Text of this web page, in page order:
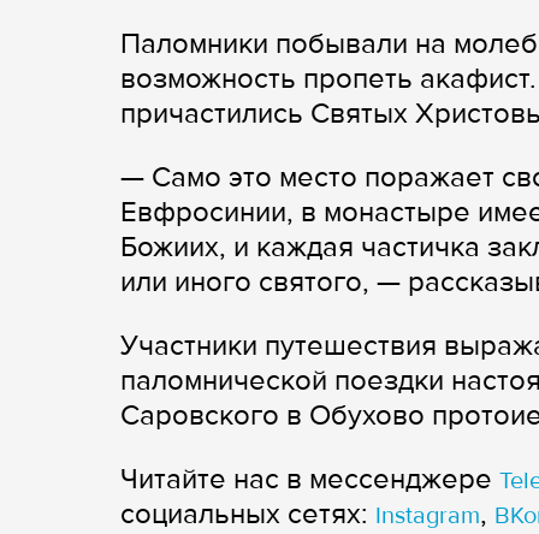
Паломники побывали на
возможность пропеть
причастились Святых
— Само это место поражает
Евфросинии, в монастыре
Божиих, и каждая частичка
или иного святого, —
Участники путешествия
паломнической поездки
Саровского в Обухово
Читайте нас в мессенджере
cоциальных сетях: Instagram,